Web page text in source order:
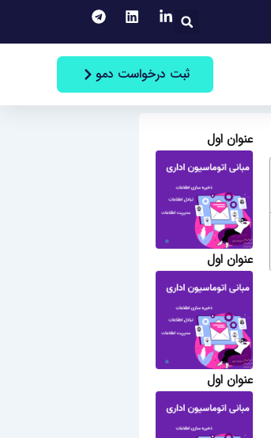
جستجو
ثبت درخواست دمو
عنوان اول
عنوان اول
عنوان اول